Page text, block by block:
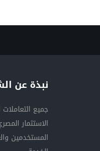
نبذة عن
جميع
المستخدمين